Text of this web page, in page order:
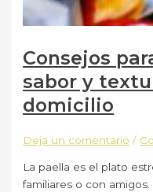
Consejos
sabor y
domicilio
Deja un comentario /
La paella es el plato
familiares o con